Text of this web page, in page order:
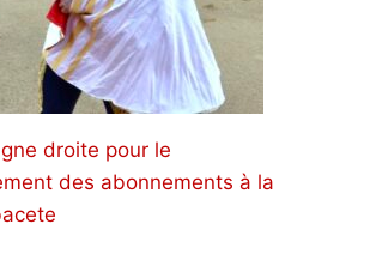
droite pour le
des abonnements à la